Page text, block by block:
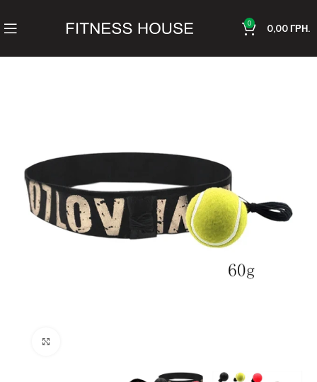
0 0,00ГРН.